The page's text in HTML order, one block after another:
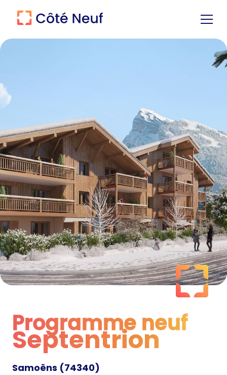
Programme neuf
Programme neuf
Septentrion
Samoëns (74340)